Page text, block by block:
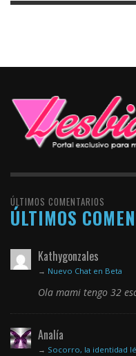
ÚLTIMOS COMENTARIOS
ÚLTIMOS
Kathygonzales
→ Nuevo Chat en Beta
Ola mami tengo 32
Analía
→ Socorro, la identidad